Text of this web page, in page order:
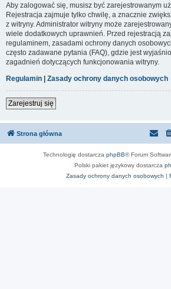
Aby zalogować się, musisz być zarejestrowanym
Rejestracja zajmuje tylko chwilę, a znacznie
z witryny. Administrator witryny może
wiele dodatkowych uprawnień. Przed rejestracją
regulaminem, zasadami ochrony danych
często zadawane pytania (FAQ), gdzie jest
zagadnień dotyczących funkcjonowania witryny.
Regulamin | Zasady ochrony danych osobowych
Zarejestruj się
Strona główna
Technologię dostarcza phpBB® Forum
Polski pakiet językowy dostarcza
Zasady ochrony danych osobowych |